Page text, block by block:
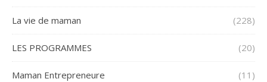
La vie de maman (228)
LES PROGRAMMES (20)
Maman Entrepreneure (11)